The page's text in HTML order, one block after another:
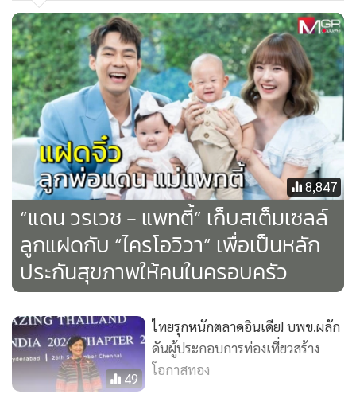
วันที่ผมรู้ว่าหมอพีไม่สบายผมรีบโทร.ไปหาคุณหมอทันทีถามว่า
มึงเป็นยังไงบ้างวะหมอพีตอบว่า "โรคห่าเนี่ยทำอะไรกูไม่ได้หรอก
มึงไม่ต้องห่วง กูไม่ยอมแพ้หรอก"
วันนั้นผมร้องไห้เลย ร้องไห้เพราะรู้ว่าปลายทางมันจะเป็นยังไง
และผมเชื่อว่าหมอพีก็คงรู้ด้วยเช่นกัน แต่หมอพีไม่ได้แสดงความ
อ่อนแอให้ผมเห็นเลยกลับปลอบใจผมด้วยซ้ำ หรือแม้กระทั่งวันที่
ผมได้เสียสุนัขไป 1 ตัวที่เลี้ยงมา 10 ปี คุณหมอโทร.มาปลอบใจ
ผมพร้อมกับแนะนำให้อ่านหนังสือคู่มือมนุษย์เพื่อทำให้ใจผมเบา
ลง ทุกคน คิดดูนะครับว่าคุณหมอมีเมตตาและจิตใจแข็งแกร่งแค่
ไหน ทั้งที่ร่างกายก็ป่วยหนักแต่ก็มาปลอบคนที่ร่างกายแข็งแรง
#ไม่กลัวก็คือไม่กลัว
ผมได้คุยกับคุณแม่ของคุณหมอ, คุณแม่เล่าให้ฟังว่าคุณหมอมัก
จะชอบมาจับมือคุณแม่แล้วบอกคุณแม่เสมอว่า "แม่ไม่ต้องกลัว
นะเดี๋ยวพีจะนำไปก่อนแล้ววันหนึ่งเราคงได้เจอกัน พีรักแม่นะ"
8,847
“แดน วรเวช - แพทตี้” เก็บสเต็มเซลล์
ลูกแฝดกับ “ไครโอวิวา” เพื่อเป็นหลัก
ประกันสุขภาพให้คนในครอบครัว
49
ไทยรุกหนักตลาดอินเดีย! บพข.ผลัก
ดันผู้ประกอบการท่องเที่ยวสร้าง
โอกาสทอง